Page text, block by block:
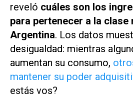
reveló cuáles son los
para pertenecer a la clase
Argentina. Los datos
desigualdad: mientras
aumentan su consumo,
mantener su poder
estás vos?